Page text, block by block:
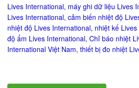
Lives International, máy ghi dữ liệu Lives
Lives International, cảm biến nhiệt độ
nhiệt độ Lives International, nhiệt kế
độ ẩm Lives International, Chỉ báo nhiệt
International Việt Nam, thiết bị đo nhiệt